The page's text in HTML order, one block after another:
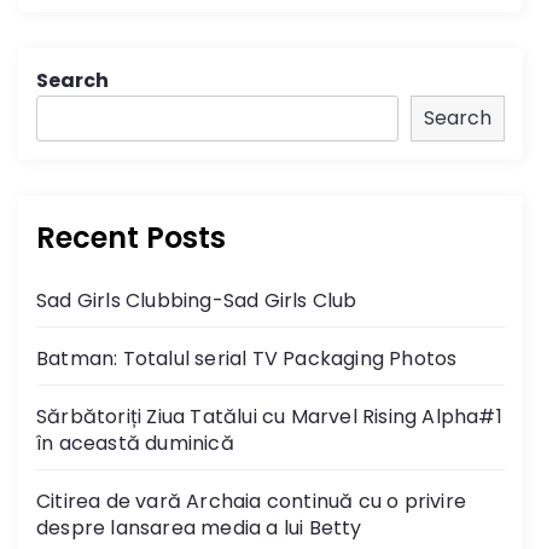
Search
Search
Recent Posts
Sad Girls Clubbing-Sad Girls Club
Batman: Totalul serial TV Packaging Photos
Sărbătoriți Ziua Tatălui cu Marvel Rising Alpha#1
în această duminică
Citirea de vară Archaia continuă cu o privire
despre lansarea media a lui Betty